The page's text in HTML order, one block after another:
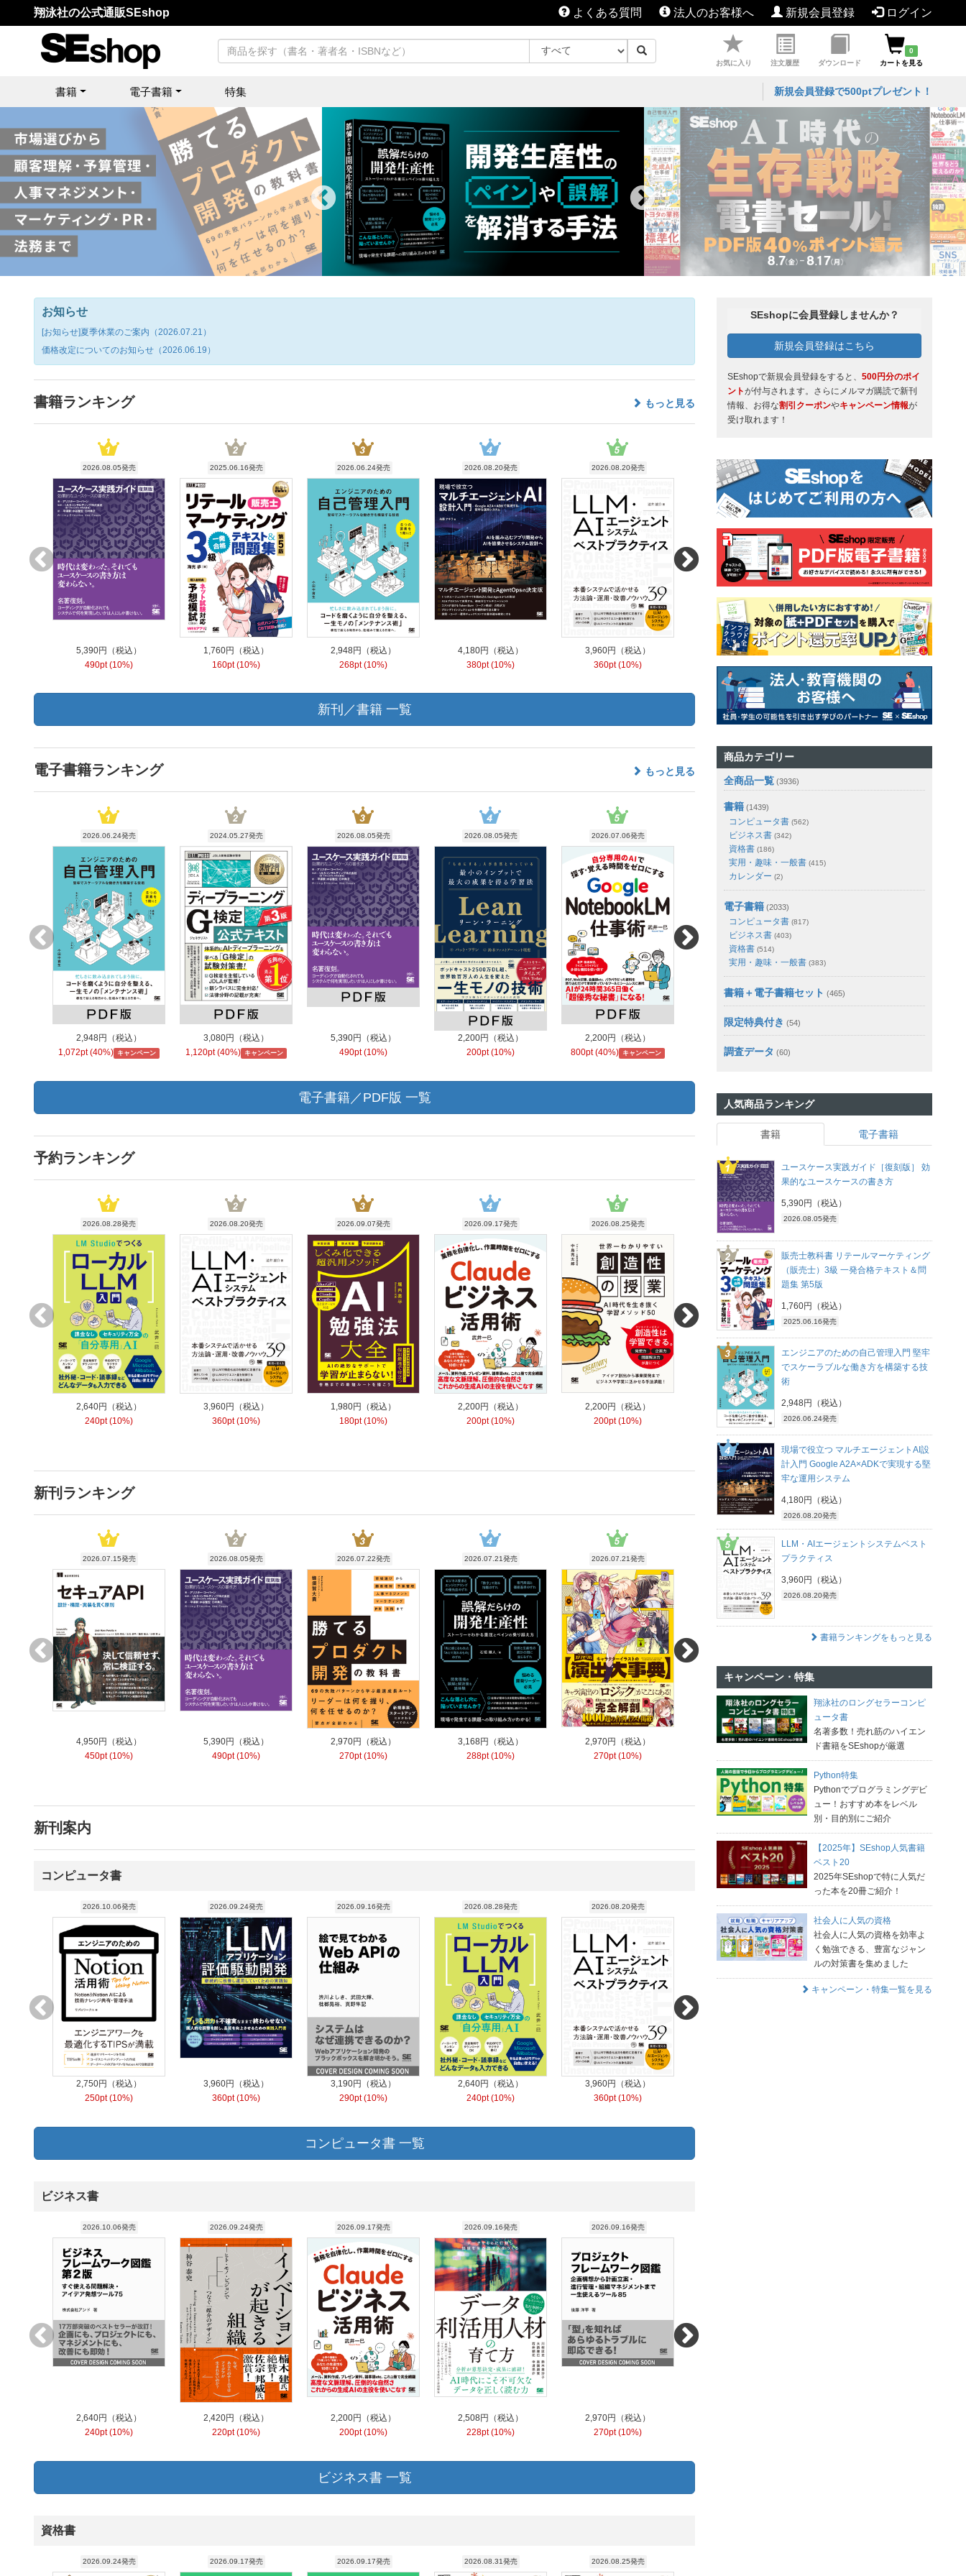
翔泳社の公式通販SEshop よくある質問 法人のお客様へ 新規会員登録 ログイン
お気に入り 注文履歴 ダウンロード
0
カートを見る
書籍 電子書籍 特集 新規会員登録で500ptプレゼント！
お知らせ
[お知らせ]夏季休業のご案内（2026.07.21）
価格改定についてのお知らせ（2026.06.19）
書籍ランキング もっと見る
2026.08.05発売
5,390円（税込）
490pt (10%)
2025.06.16発売
1,760円（税込）
160pt (10%)
2026.06.24発売
2,948円（税込）
268pt (10%)
2026.08.20発売
4,180円（税込）
380pt (10%)
2026.08.20発売
3,960円（税込）
360pt (10%)
2026.08.05発売
2,200円（税込）
200pt (10%)
2026.07.27発売
2,750円（税込）
250pt (10%)
新刊／書籍 一覧
電子書籍ランキング もっと見る
2026.06.24発売
2,948円（税込）
1,072pt (40%)
キャンペーン
2024.05.27発売
3,080円（税込）
1,120pt (40%)
キャンペーン
2026.08.05発売
5,390円（税込）
490pt (10%)
2026.08.05発売
2,200円（税込）
200pt (10%)
2026.07.06発売
2,200円（税込）
800pt (40%)
キャンペーン
2026.07.21発売
3,168円（税込）
288pt (10%)
4,972円（税込）
電子書籍／PDF版 一覧
予約ランキング
2026.08.28発売
2,640円（税込）
240pt (10%)
2026.08.20発売
3,960円（税込）
360pt (10%)
2026.09.07発売
1,980円（税込）
180pt (10%)
2026.09.17発売
2,200円（税込）
200pt (10%)
2026.08.25発売
2,200円（税込）
200pt (10%)
2026.08.20発売
4,180円（税込）
380pt (10%)
1,540円（税込）
新刊ランキング
2026.07.15発売
4,950円（税込）
450pt (10%)
2026.08.05発売
5,390円（税込）
490pt (10%)
2026.07.22発売
2,970円（税込）
270pt (10%)
2026.07.21発売
3,168円（税込）
288pt (10%)
2026.07.21発売
2,970円（税込）
270pt (10%)
2026.08.05発売
2,200円（税込）
2,420円（税込）
新刊案内
コンピュータ書
2026.10.06発売
2,750円（税込）
250pt (10%)
2026.09.24発売
3,960円（税込）
360pt (10%)
2026.09.16発売
3,190円（税込）
290pt (10%)
2026.08.28発売
2,640円（税込）
240pt (10%)
2026.08.20発売
3,960円（税込）
360pt (10%)
2026.08.20発売 2026.08.05発売
コンピュータ書 一覧
ビジネス書
2026.10.06発売
2,640円（税込）
240pt (10%)
2026.09.24発売
2,420円（税込）
220pt (10%)
2026.09.17発売
2,200円（税込）
200pt (10%)
2026.09.16発売
2,508円（税込）
228pt (10%)
2026.09.16発売
2,970円（税込）
270pt (10%)
ビジネス書 一覧
資格書
2026.09.24発売 2026.09.17発売 2026.09.17発売 2026.08.31発売 2026.08.25発売
SEshopに会員登録しませんか？
新規会員登録はこちら
SEshopで新規会員登録をすると、 500円分のポイ
ントが付与されます。さらにメルマガ購読で新刊
情報、お得な割引クーポンやキャンペーン情報が
受け取れます！
商品カテゴリー
全商品一覧 (3936)
書籍 (1439)
コンピュータ書 (562)
ビジネス書 (342)
資格書 (186)
実用・趣味・一般書 (415)
カレンダー (2)
電子書籍 (2033)
コンピュータ書 (817)
ビジネス書 (403)
資格書 (514)
実用・趣味・一般書 (383)
書籍＋電子書籍セット (465)
限定特典付き (54)
調査データ (60)
人気商品ランキング
書籍 電子書籍
ユースケース実践ガイド［復刻版］ 効
果的なユースケースの書き方
5,390円（税込）
2026.08.05発売
販売士教科書 リテールマーケティング
（販売士）3級 一発合格テキスト＆問
題集 第5版
1,760円（税込）
2025.06.16発売
エンジニアのための自己管理入門 堅牢
でスケーラブルな働き方を構築する技
術
2,948円（税込）
2026.06.24発売
現場で役立つ マルチエージェントAI設
計入門 Google A2A×ADKで実現する堅
牢な運用システム
4,180円（税込）
2026.08.20発売
LLM・AIエージェントシステムベスト
プラクティス
3,960円（税込）
2026.08.20発売
書籍ランキングをもっと見る
キャンペーン・特集
翔泳社のロングセラーコンピ
ュータ書
名著多数！売れ筋のハイエン
ド書籍をSEshopが厳選
Python特集
Pythonでプログラミングデビ
ュー！おすすめ本をレベル
別・目的別にご紹介
【2025年】SEshop人気書籍
ベスト20
2025年SEshopで特に人気だ
った本を20冊ご紹介！
社会人に人気の資格
社会人に人気の資格を効率よ
く勉強できる、豊富なジャン
ルの対策書を集めました
キャンペーン・特集一覧を見る